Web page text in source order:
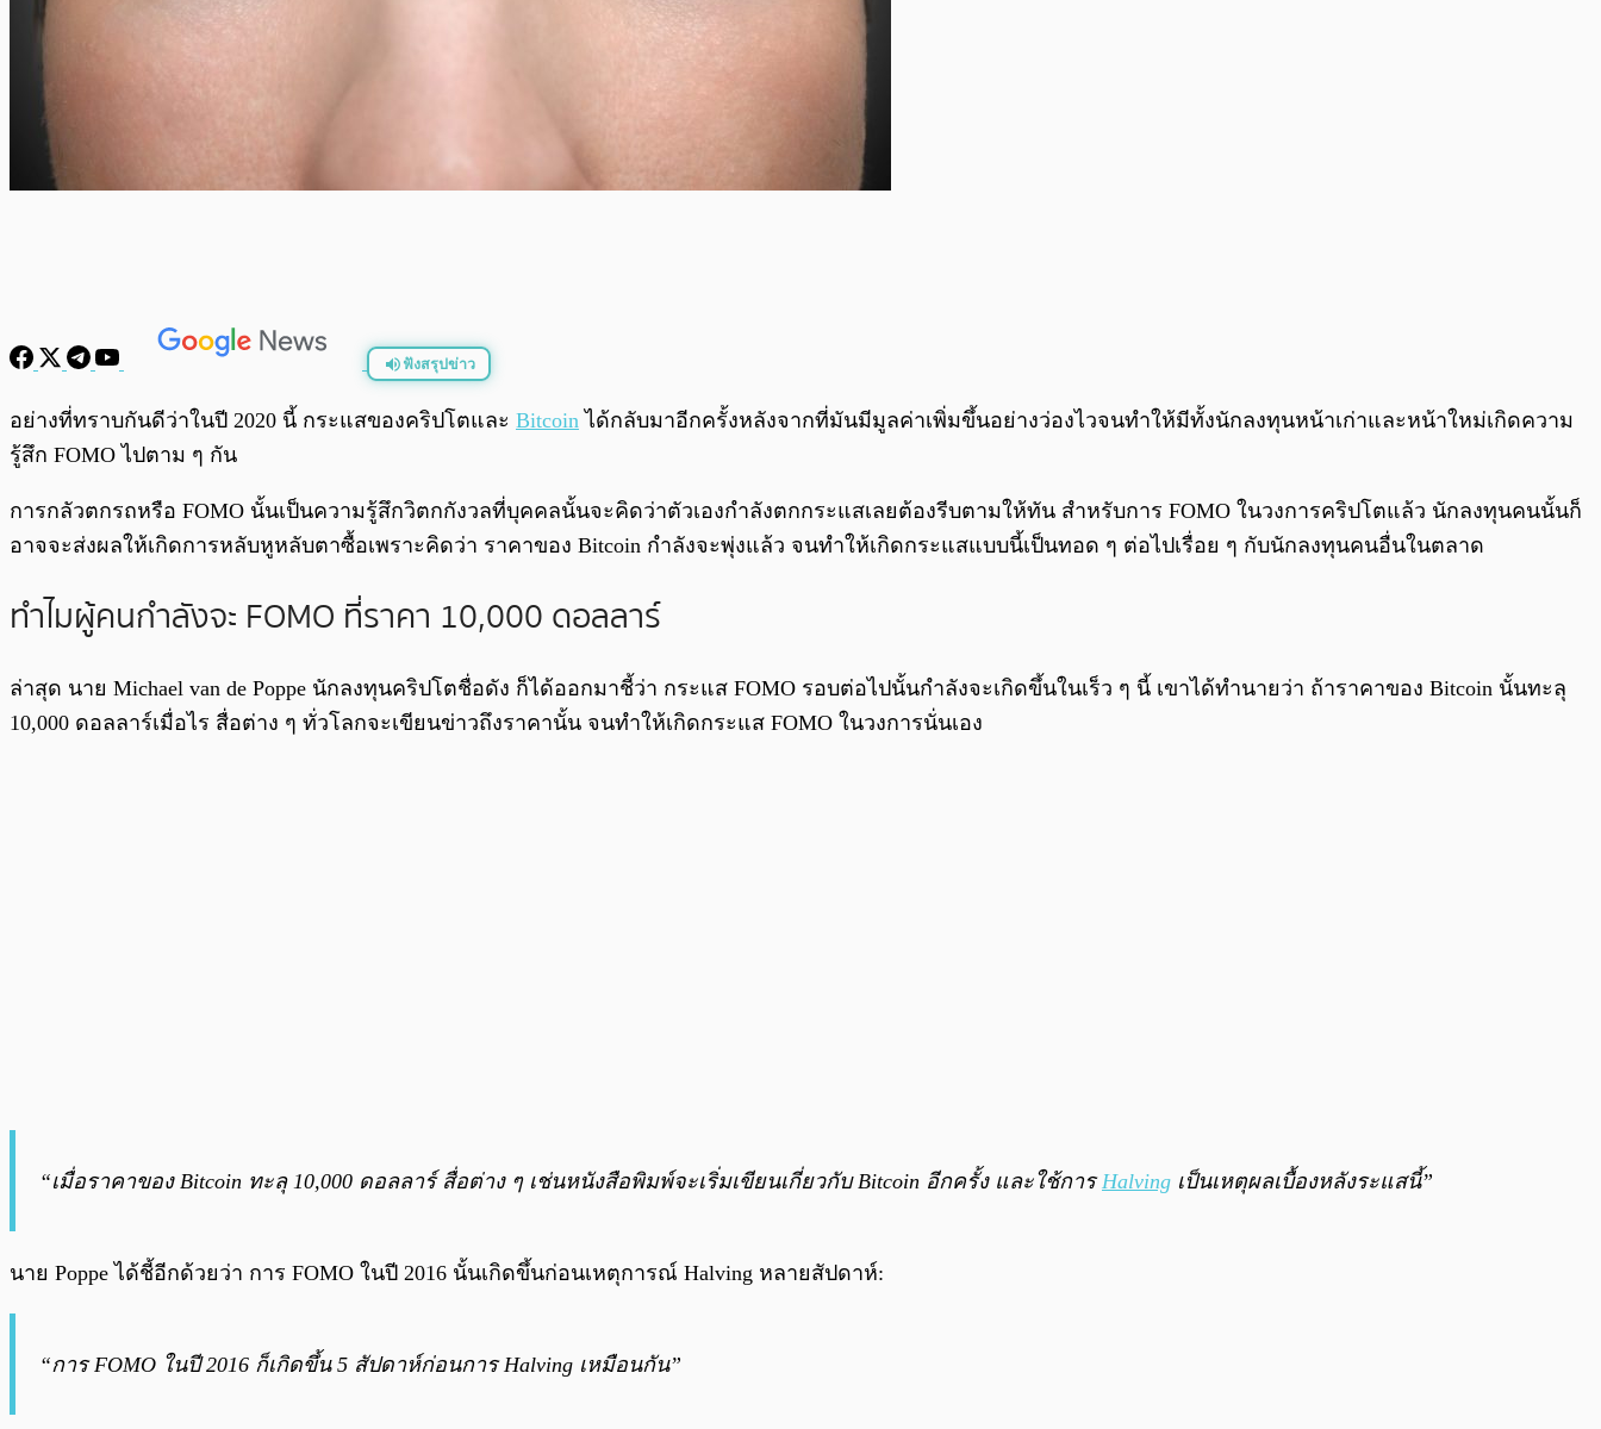
ฟังสรุปข่าว
0:00 0:00
อย่างที่ทราบกันดีว่าในปี 2020 นี้ กระแสของคริปโตและ Bitcoin ได้กลับมาอีกครั้งหลังจากที่มันมีมูลค่าเพิ่มขึ้นอย่างว่องไวจนทำให้มีทั้งนักลงทุนหน้าเก่าและหน้าใหม่เกิดความ
รู้สึก FOMO ไปตาม ๆ กัน
การกลัวตกรถหรือ FOMO นั้นเป็นความรู้สึกวิตกกังวลที่บุคคลนั้นจะคิดว่าตัวเองกำลังตกกระแสเลยต้องรีบตามให้ทัน สำหรับการ FOMO ในวงการคริปโตแล้ว นักลงทุนคนนั้นก็
อาจจะส่งผลให้เกิดการหลับหูหลับตาซื้อเพราะคิดว่า ราคาของ Bitcoin กำลังจะพุ่งแล้ว จนทำให้เกิดกระแสแบบนี้เป็นทอด ๆ ต่อไปเรื่อย ๆ กับนักลงทุนคนอื่นในตลาด
ทำไมผู้คนกำลังจะ FOMO ที่ราคา 10,000 ดอลลาร์
ล่าสุด นาย Michael van de Poppe นักลงทุนคริปโตชื่อดัง ก็ได้ออกมาชี้ว่า กระแส FOMO รอบต่อไปนั้นกำลังจะเกิดขึ้นในเร็ว ๆ นี้ เขาได้ทำนายว่า ถ้าราคาของ Bitcoin นั้นทะลุ
10,000 ดอลลาร์เมื่อไร สื่อต่าง ๆ ทั่วโลกจะเขียนข่าวถึงราคานั้น จนทำให้เกิดกระแส FOMO ในวงการนั่นเอง
“เมื่อราคาของ Bitcoin ทะลุ 10,000 ดอลลาร์ สื่อต่าง ๆ เช่นหนังสือพิมพ์จะเริ่มเขียนเกี่ยวกับ Bitcoin อีกครั้ง และใช้การ Halving เป็นเหตุผลเบื้องหลังระแสนี้”
นาย Poppe ได้ชี้อีกด้วยว่า การ FOMO ในปี 2016 นั้นเกิดขึ้นก่อนเหตุการณ์ Halving หลายสัปดาห์:
“การ FOMO ในปี 2016 ก็เกิดขึ้น 5 สัปดาห์ก่อนการ Halving เหมือนกัน”